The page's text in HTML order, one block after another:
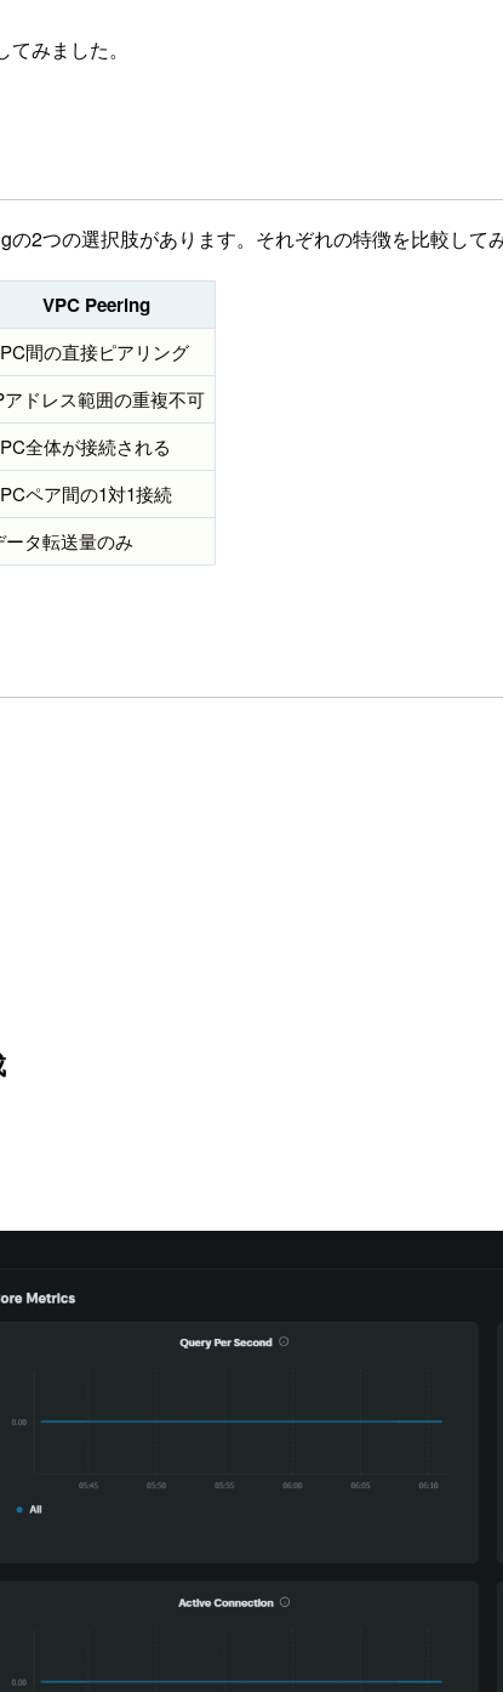
てみました。
2つの選択肢があります。それぞれの特徴を比較して
VPC Peering
間の直接ピアリング
アドレス範囲の重複不可
全体が接続される
ペア間の1対1接続
ータ転送量のみ